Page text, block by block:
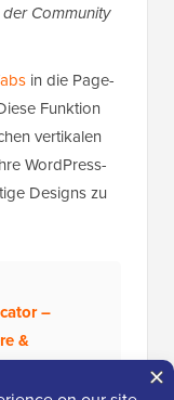
Community
in die Page-
Funktion
vertikalen
WordPress-
Designs zu
–
&